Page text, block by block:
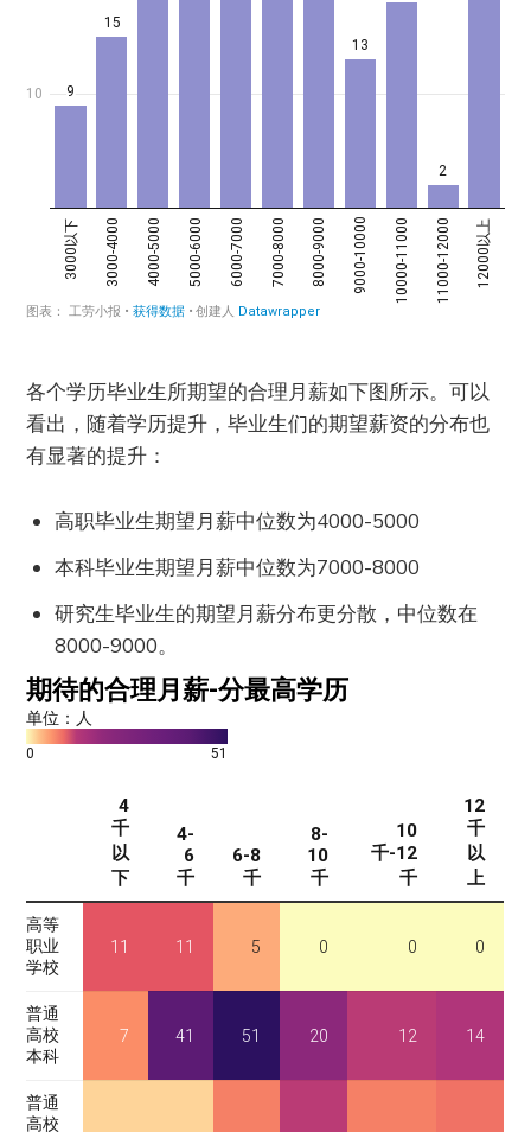
各个学历毕业生所期望的合理月薪如下图所示。可以
看出，随着学历提升，毕业生们的期望薪资的分布也
有显著的提升：
高职毕业生期望月薪中位数为4000-5000
本科毕业生期望月薪中位数为7000-8000
研究生毕业生的期望月薪分布更分散，中位数在
8000-9000。